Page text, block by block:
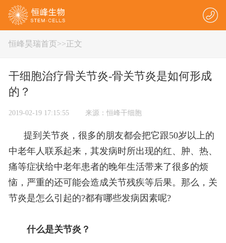
恒峰昊瑞首页>>正文
干细胞治疗骨关节炎-骨关节炎是如何形成
的？
2019-02-19 17:15:55 来源：恒峰干细胞
提到关节炎，很多的朋友都会把它跟50岁以上的
中老年人联系起来，其发病时所出现的红、肿、热、
痛等症状给中老年患者的晚年生活带来了很多的烦
恼，严重的还可能会造成关节残疾等后果。那么，关
节炎是怎么引起的?都有哪些发病因素呢?
什么是关节炎？